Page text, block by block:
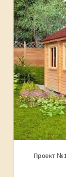
Проект